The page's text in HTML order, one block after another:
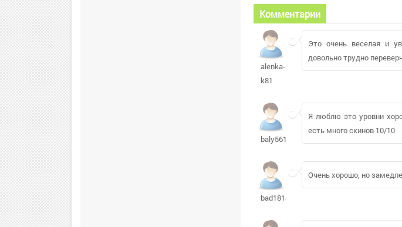
Комментарии
alenka-
k81
Это очень веселая и
довольно трудно
baly56193
Я люблю это уровни
есть много скинов 10/10
bad181800
Очень хорошо, но